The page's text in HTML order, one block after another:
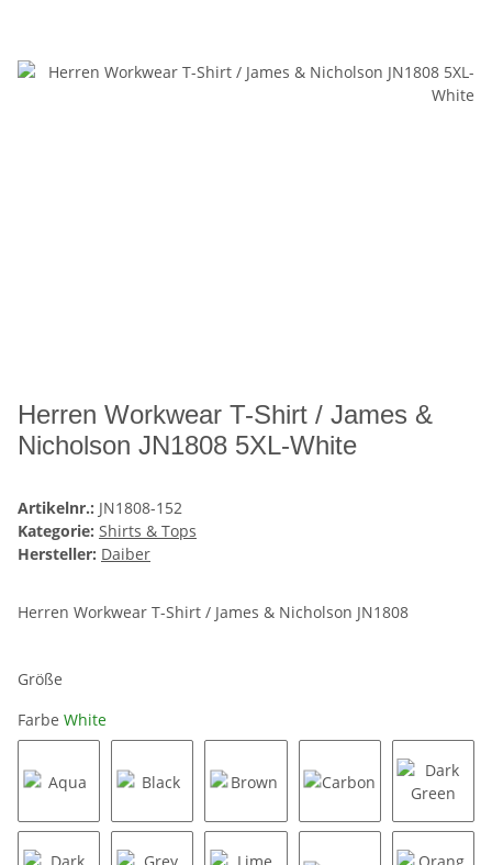
Herren Workwear T-Shirt / James &
Nicholson JN1808 5XL-White
Artikelnr.: JN1808-152
Kategorie: Shirts & Tops
Hersteller: Daiber
Herren Workwear T-Shirt / James & Nicholson JN1808
Größe
Farbe White
Aqua Black Brown Carbon Dark